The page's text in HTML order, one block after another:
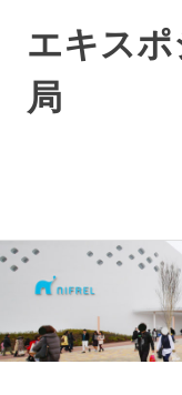
コ
ン
ン
ツ
エキス
局
テ
に
い
て